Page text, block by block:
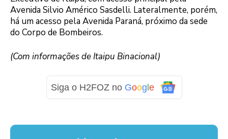
Avenida Silvio Américo Sasdelli. Lateralmente, porém,
há um acesso pela Avenida Paraná, próximo da sede
do Corpo de Bombeiros.
(Com informações de Itaipu Binacional)
Siga o H2FOZ no Google